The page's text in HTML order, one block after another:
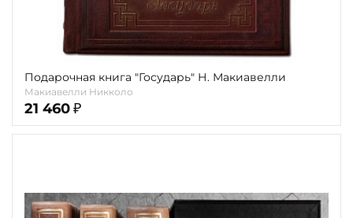
Подарочная книга "Государь" Н. Макиавелли
Макиавелли Никколо
21 460 ₽